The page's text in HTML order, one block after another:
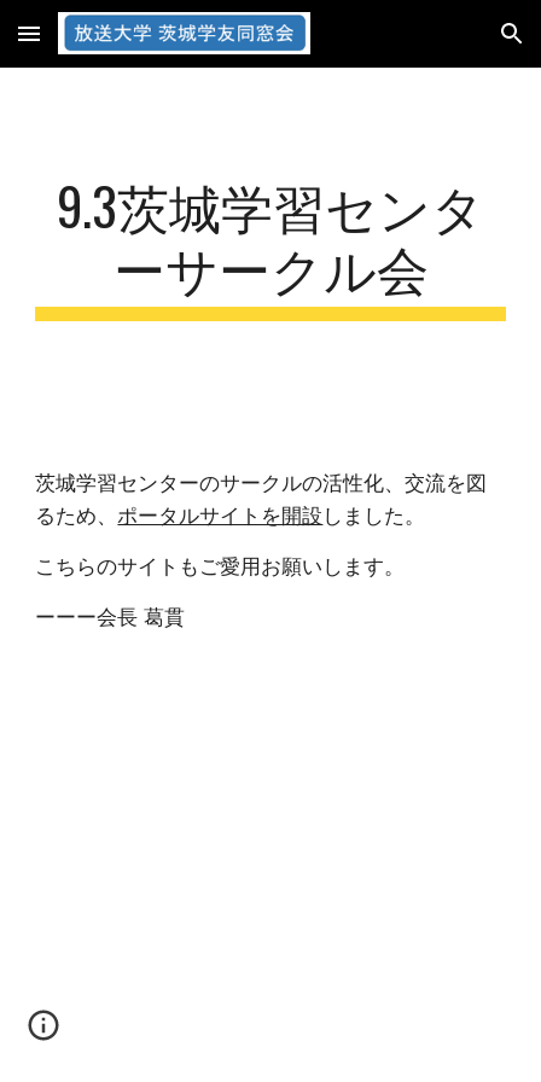
Skip to main content Skip to navigation
9.3茨城学習センタ
ーサークル会
茨城学習センターのサークルの活性化、交流を図
るため、ポータルサイトを開設しました。
こちらのサイトもご愛用お願いします。
ーーー会長 葛貫